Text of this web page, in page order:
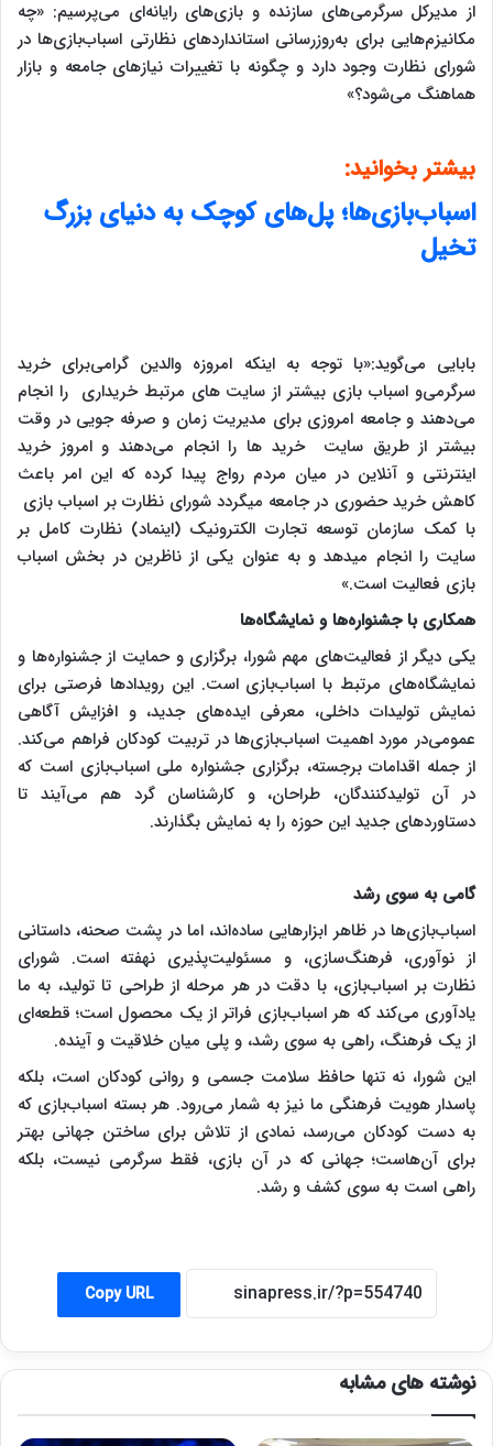
از مدیرکل سرگرمی‌های سازنده و بازی‌های رایانه‌ای می‌پرسیم: «چه
مکانیزم‌هایی برای به‌روزرسانی استانداردهای نظارتی اسباب‌بازی‌ها در
شورای نظارت وجود دارد و چگونه با تغییرات نیازهای جامعه و بازار
هماهنگ می‌شود؟»
بیشتر بخوانید:
اسباب‌بازی‌ها؛ پل‌های کوچک به دنیای بزرگ
تخیل
بابایی می‌گوید:«با توجه به اینکه امروزه والدین گرامی‌برای خرید
سرگرمی‌و اسباب بازی بیشتر از سایت های مرتبط خریداری را انجام
می‌دهند و جامعه امروزی برای مدیریت زمان و صرفه جویی در وقت
بیشتر از طریق سایت خرید ها را انجام می‌دهند و امروز خرید
اینترنتی و آنلاین در میان مردم رواج پیدا کرده که این امر باعث
کاهش خرید حضوری در جامعه میگردد شورای نظارت بر اسباب بازی
با کمک سازمان توسعه تجارت الکترونیک (اینماد) نظارت کامل بر
سایت را انجام میدهد و به عنوان یکی از ناظرین در بخش اسباب
بازی فعالیت است.»
همکاری با جشنواره‌ها و نمایشگاه‌ها
یکی دیگر از فعالیت‌های مهم شورا، برگزاری و حمایت از جشنواره‌ها و
نمایشگاه‌های مرتبط با اسباب‌بازی است. این رویدادها فرصتی برای
نمایش تولیدات داخلی، معرفی ایده‌های جدید، و افزایش آگاهی
عمومی‌در مورد اهمیت اسباب‌بازی‌ها در تربیت کودکان فراهم می‌کند.
از جمله اقدامات برجسته، برگزاری جشنواره ملی اسباب‌بازی است که
در آن تولیدکنندگان، طراحان، و کارشناسان گرد هم می‌آیند تا
دستاوردهای جدید این حوزه را به نمایش بگذارند​.
گامی به سوی رشد
اسباب‌بازی‌ها در ظاهر ابزارهایی ساده‌اند، اما در پشت صحنه، داستانی
از نوآوری، فرهنگ‌سازی، و مسئولیت‌پذیری نهفته است. شورای
نظارت بر اسباب‌بازی، با دقت در هر مرحله از طراحی تا تولید، به ما
یادآوری می‌کند که هر اسباب‌بازی فراتر از یک محصول است؛ قطعه‌ای
از یک فرهنگ، راهی به سوی رشد، و پلی میان خلاقیت و آینده.
این شورا، نه تنها حافظ سلامت جسمی و روانی کودکان است، بلکه
پاسدار هویت فرهنگی ما نیز به شمار می‌رود. هر بسته اسباب‌بازی که
به دست کودکان می‌رسد، نمادی از تلاش برای ساختن جهانی بهتر
برای آن‌هاست؛ جهانی که در آن بازی، فقط سرگرمی نیست، بلکه
راهی است به سوی کشف و رشد.
Copy URL
نوشته های مشابه